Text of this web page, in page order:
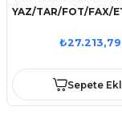
YAZ/TAR/FOT/FAX/
₺27.213,79
Sepete